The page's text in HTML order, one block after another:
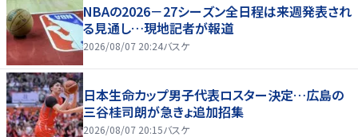
NBAの2026－27シーズン全日程は来週発表され
る見通し…現地記者が報道
2026/08/07 20:24バスケ
日本生命カップ男子代表ロスター決定…広島の
三谷桂司朗が急きょ追加招集
2026/08/07 20:15バスケ